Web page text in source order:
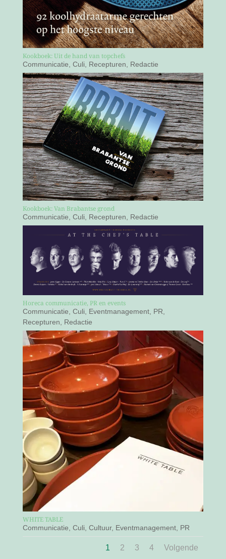
Kookboek: Uit de hand van topchefs
Communicatie Culi Recepturen Redactie
Kookboek: Van Brabantse grond
Communicatie Culi Recepturen Redactie
Horeca communicatie, PR en events
Communicatie Culi Eventmanagement, PR
Recepturen
Redactie
WHITE TABLE
Communicatie, Culi, Cultuur, Eventmanagement, PR
1 2 3 4 Volgende